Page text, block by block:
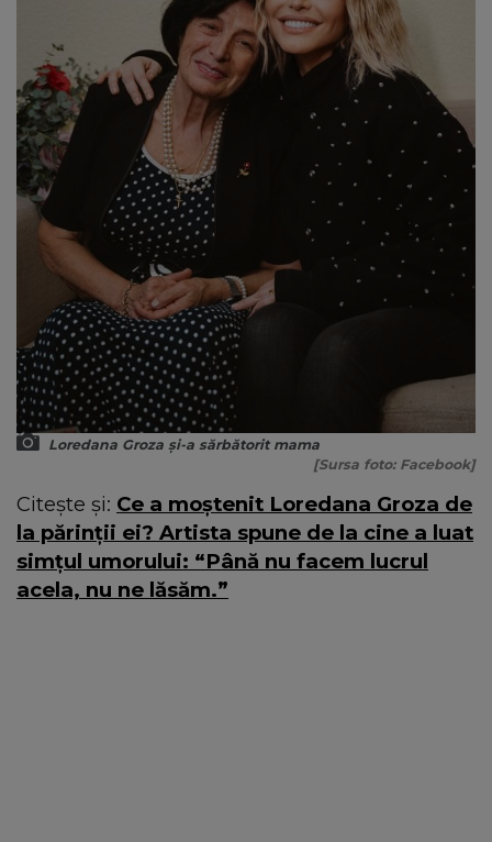
Loredana Groza și-a sărbătorit mama
[Sursa foto: Facebook]
Citește și: Ce a moștenit Loredana Groza de
la părinții ei? Artista spune de la cine a luat
simțul umorului: “Până nu facem lucrul
acela, nu ne lăsăm.”